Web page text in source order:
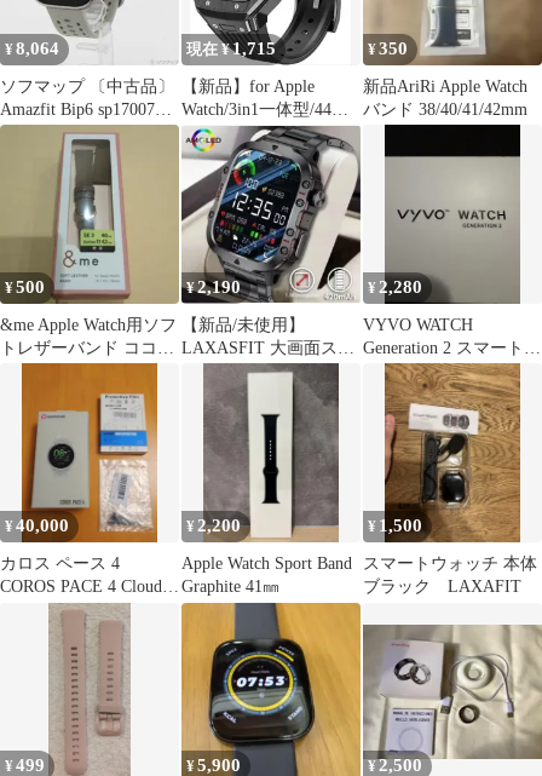
¥8,064
ソフマップ 〔中古品〕
Amazfit Bip6 sp170074-
C230 ストーン【377】
現在 ¥1,715
【新品】for Apple
Watch/3in1一体型/44mm
45mm対応
¥350
新品AriRi Apple Watch
バンド 38/40/41/42mm
¥500
&me Apple Watch用ソフ
トレザーバンド ココア
¥2,190
【新品/未使用】
LAXASFIT 大画面スマ
ートウォッチ H11
¥ 2,280
VYVO WATCH
Generation 2 スマートウ
ォッチ 本体
¥40,000
カロス ペース 4
COROS PACE 4 Cloud
¥2,200
Apple Watch Sport Band
Graphite 41㎜
¥ 1,500
スマートウォッチ 本体
ブラック LAXAFIT
¥499 ¥5,900 ¥2,500